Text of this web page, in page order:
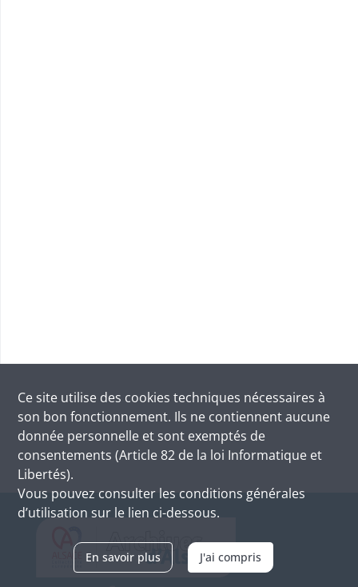
Ce site utilise des cookies techniques nécessaires à
son bon fonctionnement. Ils ne contiennent aucune
donnée personnelle et sont exemptés de
consentements (Article 82 de la loi Informatique et
Libertés).
Vous pouvez consulter les conditions générales
d’utilisation sur le lien ci-dessous.
En savoir plus J'ai compris